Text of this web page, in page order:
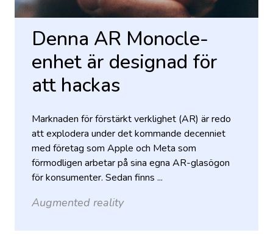
Denna AR Monocle-
enhet är designad för
att hackas
Marknaden för förstärkt verklighet (AR) är redo
att explodera under det kommande decenniet
med företag som Apple och Meta som
förmodligen arbetar på sina egna AR-glasögon
för konsumenter. Sedan finns ...
Augmented reality